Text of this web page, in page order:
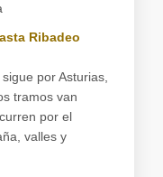
Ribadeo
por Asturias,
tramos van
por el
valles y